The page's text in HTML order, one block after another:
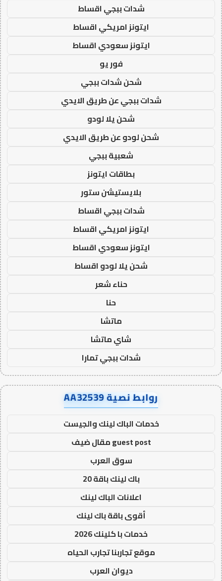
شدات ببجي اقساط
ايتونز امريكي اقساط
ايتونز سعودي اقساط
فور يو
شحن شدات ببجي
شدات ببجي عن طريق الايدي
شحن يلا لودو
شحن لودو عن طريق الايدي
شعبية ببجي
بطاقات ايتونز
بلايستيشن ستور
شدات ببجي اقساط
ايتونز امريكي اقساط
ايتونز سعودي اقساط
شحن يلا لودو اقساط
حناء شعر
حنا
ماتشا
شاي ماتشا
شدات ببجي تمارا
روابط نصية AA32539
خدمات الباك لينك والجيست
guest post مقال ضيف
سوق العرب
باك لينك باقة 20
اعلانات الباك لينك
أقوى باقة باك لينك
خدمات با كلينك 2026
موقع تجاربنا تجارب الحياه
ديوان العرب